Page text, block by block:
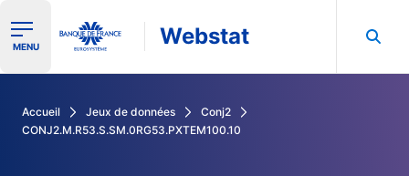
Ouvrir le menu de navigation
MENU Webstat
Accueil Jeux de données
Conj2
CONJ2.M.R53.S.SM.0RG53.PXTEM100.10